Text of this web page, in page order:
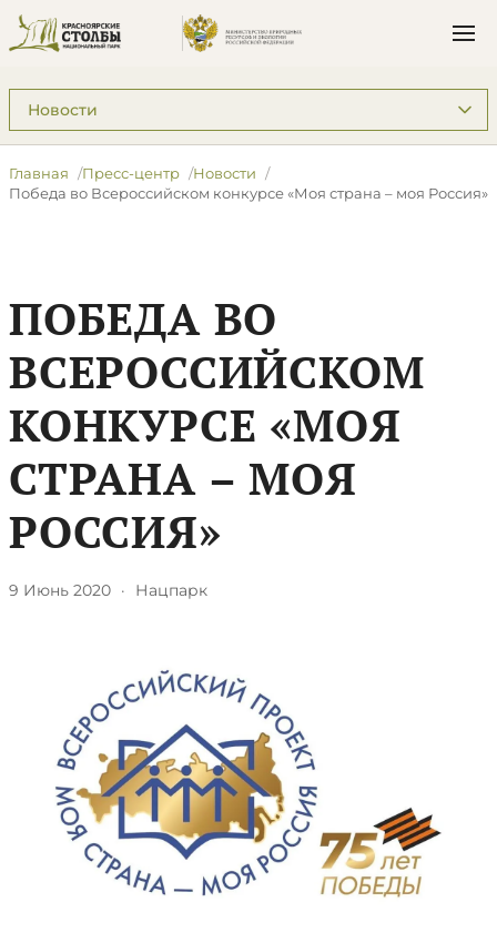
Подразделы: Пресс-центр
Главная Пресс-центр
Новости
Победа во Всероссийском конкурсе «Моя страна – моя Россия»
ПОБЕДА ВО
ВСЕРОССИЙСКОМ
КОНКУРСЕ «МОЯ
СТРАНА – МОЯ
РОССИЯ»
9 Июнь 2020 · Нацпарк